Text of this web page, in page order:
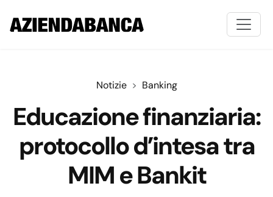
Notizie Banking
Educazione finanziaria:
protocollo d’intesa tra
MIM e Bankit